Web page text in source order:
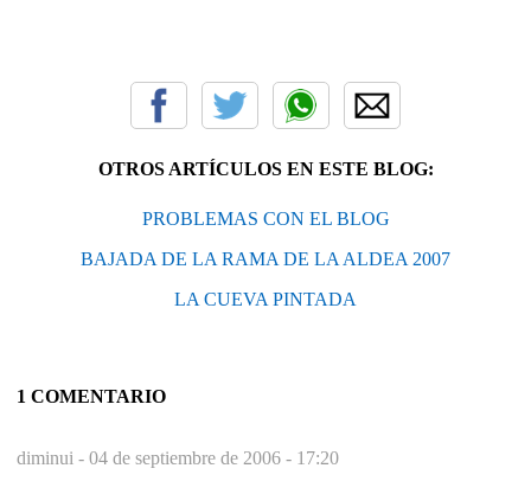
OTROS ARTÍCULOS EN ESTE BLOG:
PROBLEMAS CON EL BLOG
BAJADA DE LA RAMA DE LA ALDEA 2007
LA CUEVA PINTADA
1 COMENTARIO
diminui - 04 de septiembre de 2006 - 17:20